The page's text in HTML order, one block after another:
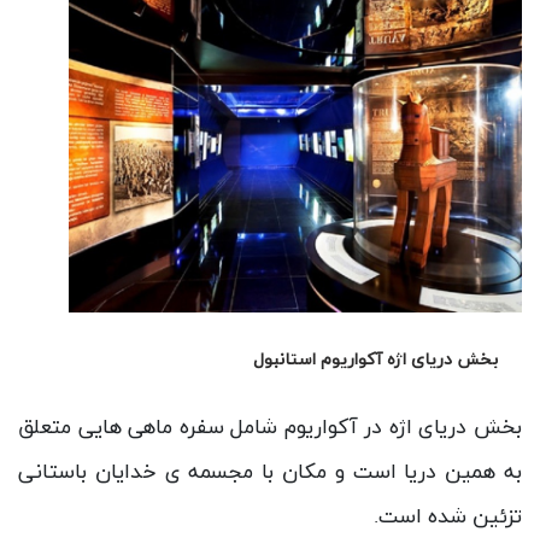
بخش دریای اژه آکواریوم استانبول
بخش دریای اژه در آکواریوم شامل سفره ماهی هایی متعلق
به همین دریا است و مکان با مجسمه ی خدایان باستانی
تزئین شده است.